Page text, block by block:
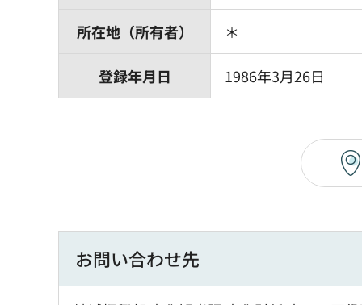
所在地（所有者） ＊
登録年月日 1986年3月26日
お問い合わせ先